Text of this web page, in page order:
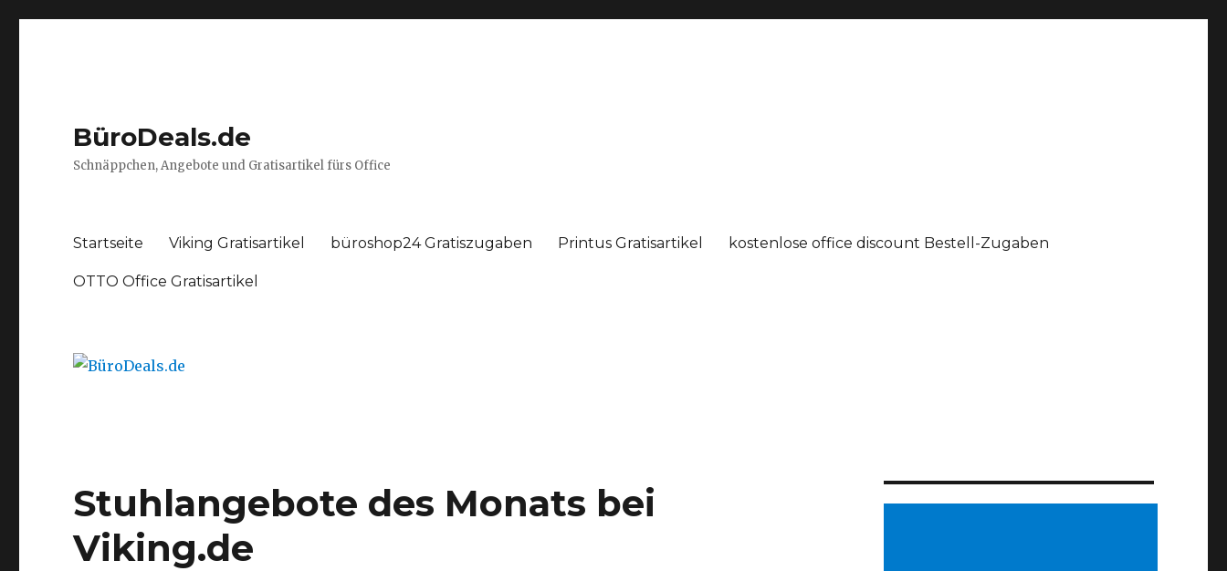
BüroDeals.de
Schnäppchen, Angebote und Gratisartikel fürs Office
Startseite Viking Gratisartikel büroshop24 Gratiszugaben Printus Gratisartikel kostenlose office discount Bestell-Zugaben
OTTO Office Gratisartikel
Stuhlangebote des Monats bei
Viking.de